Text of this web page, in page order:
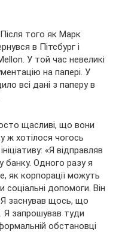
Після того як Марк
в Пітсбург і
У той час невеликі
на папері. У
всі дані з паперу в
щасливі, що вони
ж хотілося чогось
«Я відправляв
банку. Одного разу я
як корпорації можуть
допомоги. Він
Я заснував щось, що
Я запрошував туди
обстановці